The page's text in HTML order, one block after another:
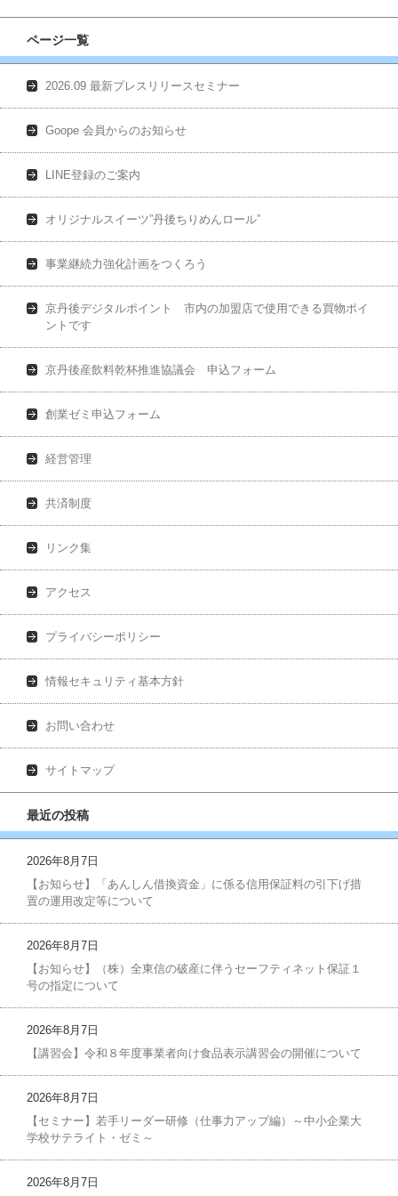
ページ一覧
2026.09 最新プレスリリースセミナー
Goope 会員からのお知らせ
LINE登録のご案内
オリジナルスイーツ”丹後ちりめんロール”
事業継続力強化計画をつくろう
京丹後デジタルポイント 市内の加盟店で使用できる買物ポイ
ントです
京丹後産飲料乾杯推進協議会 申込フォーム
創業ゼミ申込フォーム
経営管理
共済制度
リンク集
アクセス
プライバシーポリシー
情報セキュリティ基本方針
お問い合わせ
サイトマップ
最近の投稿
2026年8月7日
【お知らせ】「あんしん借換資金」に係る信用保証料の引下げ措
置の運用改定等について
2026年8月7日
【お知らせ】（株）全東信の破産に伴うセーフティネット保証１
号の指定について
2026年8月7日
【講習会】令和８年度事業者向け食品表示講習会の開催について
2026年8月7日
【セミナー】若手リーダー研修（仕事力アップ編）～中小企業大
学校サテライト・ゼミ～
2026年8月7日